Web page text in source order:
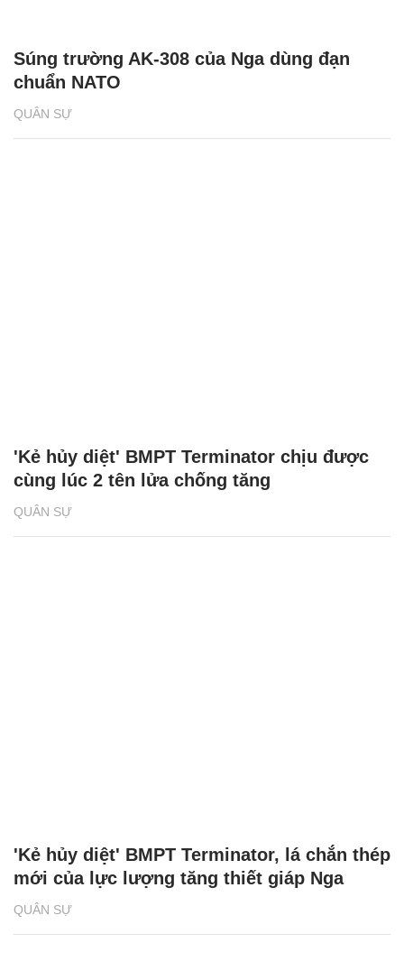
QUÂN SỰ
Súng trường AK-308 của Nga dùng đạn
chuẩn NATO
QUÂN SỰ
'Kẻ hủy diệt' BMPT Terminator chịu được
cùng lúc 2 tên lửa chống tăng
QUÂN SỰ
'Kẻ hủy diệt' BMPT Terminator, lá chắn thép
mới của lực lượng tăng thiết giáp Nga